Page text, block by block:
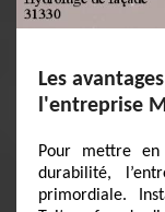
Les
l'entreprise
Pour mettre
durabilité,
primordiale.